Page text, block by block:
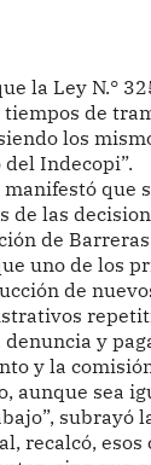
la Ley N.°
de
los
Indecopi”.
que
de las
de
uno de los
de
y
y la
aunque sea
subrayó
recalcó, esos